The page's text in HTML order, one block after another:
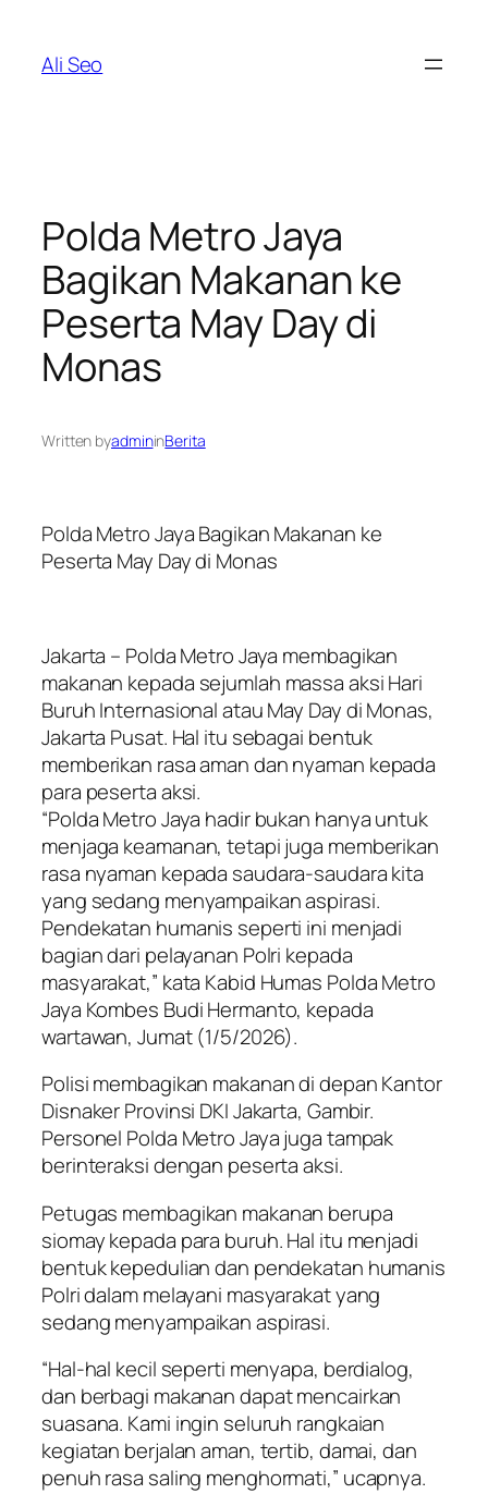
content
Ali Seo
Polda Metro Jaya
Bagikan Makanan ke
Peserta May Day di
Monas
Written byadmininBerita
Polda Metro Jaya Bagikan Makanan ke
Peserta May Day di Monas
Jakarta – Polda Metro Jaya membagikan
makanan kepada sejumlah massa aksi Hari
Buruh Internasional atau May Day di Monas,
Jakarta Pusat. Hal itu sebagai bentuk
memberikan rasa aman dan nyaman kepada
para peserta aksi.
“Polda Metro Jaya hadir bukan hanya untuk
menjaga keamanan, tetapi juga memberikan
rasa nyaman kepada saudara-saudara kita
yang sedang menyampaikan aspirasi.
Pendekatan humanis seperti ini menjadi
bagian dari pelayanan Polri kepada
masyarakat,” kata Kabid Humas Polda Metro
Jaya Kombes Budi Hermanto, kepada
wartawan, Jumat (1/5/2026).
Polisi membagikan makanan di depan Kantor
Disnaker Provinsi DKI Jakarta, Gambir.
Personel Polda Metro Jaya juga tampak
berinteraksi dengan peserta aksi.
Petugas membagikan makanan berupa
siomay kepada para buruh. Hal itu menjadi
bentuk kepedulian dan pendekatan humanis
Polri dalam melayani masyarakat yang
sedang menyampaikan aspirasi.
“Hal-hal kecil seperti menyapa, berdialog,
dan berbagi makanan dapat mencairkan
suasana. Kami ingin seluruh rangkaian
kegiatan berjalan aman, tertib, damai, dan
penuh rasa saling menghormati,” ucapnya.